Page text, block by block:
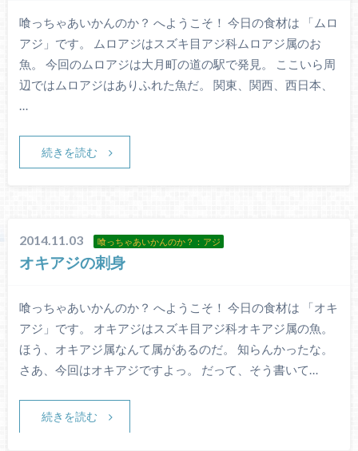
喰っちゃあいかんのか？ へようこそ！ 今日の食材は 「ムロ
アジ」です。 ムロアジはスズキ目アジ科ムロアジ属のお
魚。 今回のムロアジは大月町の道の駅で発見。 ここいら周
辺ではムロアジはありふれた魚だ。 関東、関西、西日本、
…
続きを読む
2014.11.03 喰っちゃあいかんのか？：アジ
オキアジの刺身
喰っちゃあいかんのか？ へようこそ！ 今日の食材は 「オキ
アジ」です。 オキアジはスズキ目アジ科オキアジ属の魚。
ほう、オキアジ属なんて属があるのだ。 知らんかったな。
さあ、今回はオキアジですよっ。 だって、そう書いて…
続きを読む